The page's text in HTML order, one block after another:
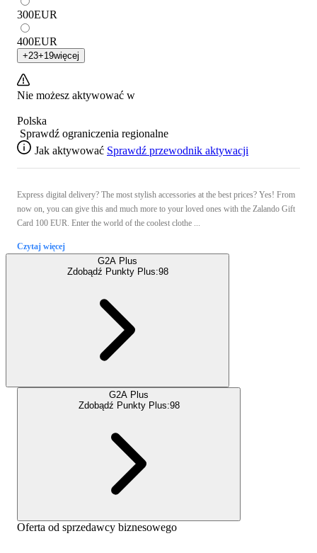
300EUR
400EUR
+23+19więcej
Nie możesz aktywować w
Polska
Sprawdź ograniczenia regionalne
Jak aktywować Sprawdź przewodnik aktywacji
Express digital delivery? The most stylish accessories at the best prices? Yes! From
now on, you can give this and much more to your loved ones with the Zalando Gift
Card 100 EUR. Enter the world of the coolest clothe ...
Czytaj więcej
G2A Plus
Zdobądź Punkty Plus:98
G2A Plus
Zdobądź Punkty Plus:98
Oferta od sprzedawcy biznesowego